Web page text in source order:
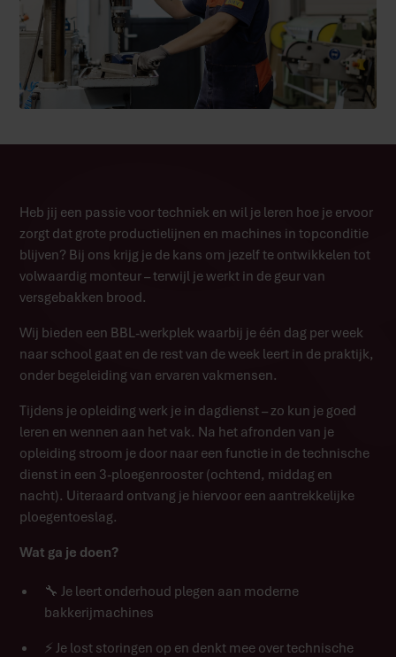
Heb jij een passie voor techniek en wil je leren hoe je ervoor
zorgt dat grote productielijnen en machines in topconditie
blijven? Bij ons krijg je de kans om jezelf te ontwikkelen tot
volwaardig monteur – terwijl je werkt in de geur van
versgebakken brood.
Wij bieden een BBL-werkplek waarbij je één dag per week
naar school gaat en de rest van de week leert in de praktijk,
onder begeleiding van ervaren vakmensen.
Tijdens je opleiding werk je in dagdienst – zo kun je goed
leren en wennen aan het vak. Na het afronden van je
opleiding stroom je door naar een functie in de technische
dienst in een 3-ploegenrooster (ochtend, middag en
nacht). Uiteraard ontvang je hiervoor een aantrekkelijke
ploegentoeslag.
Wat ga je doen?
🔧 Je leert onderhoud plegen aan moderne
bakkerijmachines
⚡ Je lost storingen op en denkt mee over technische